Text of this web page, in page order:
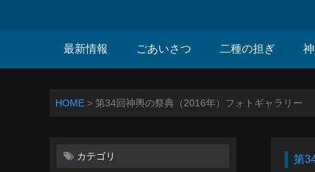
最新情報 ごあいさつ 二種の担ぎ
HOME > 第34回神輿の祭典（2016年）フォトギャラリー
カテゴリ 第